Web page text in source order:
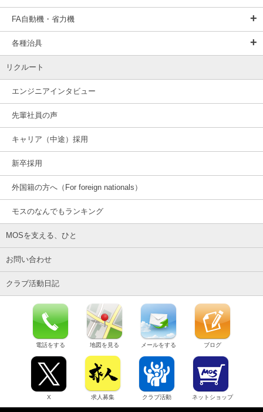
FA自動機・省力機
各種治具
リクルート
エンジニアインタビュー
先輩社員の声
キャリア（中途）採用
新卒採用
外国籍の方へ（For foreign nationals）
モスのなんでもランキング
MOSを支える、ひと
お問い合わせ
クラブ活動日記
電話をする 地図を見る メールをする ブログ
X 求人募集 クラブ活動 ネットショップ